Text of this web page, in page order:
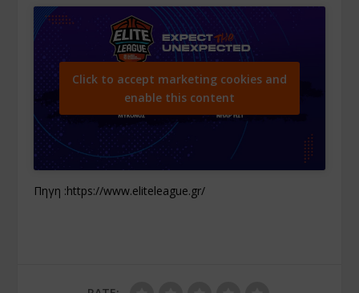
Click to accept marketing cookies and
enable this content
Πηγη :https://www.eliteleague.gr/